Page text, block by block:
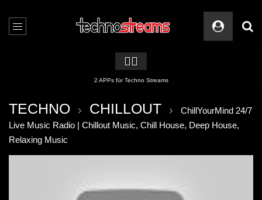
🏳️‍🌈
2 APPs für Techno Streams
TECHNO CHILLOUT
ChillYourMind 24/7
Live Music Radio | Chillout Music, Chill House, Deep House,
Relaxing Music